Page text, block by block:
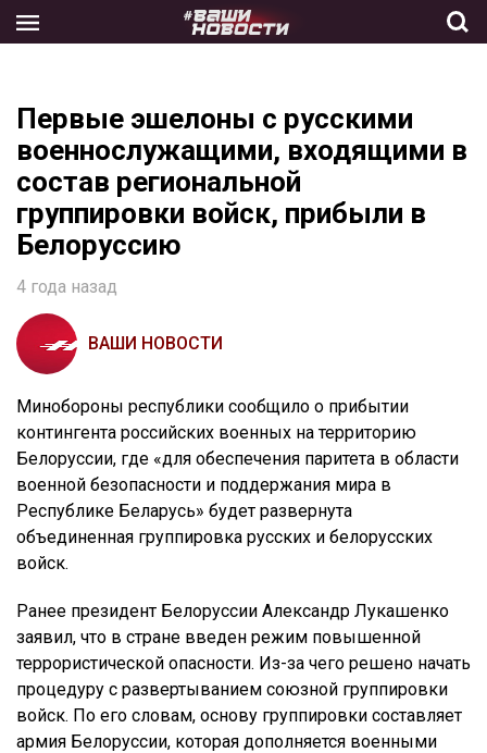
the
Первые эшелоны с русскими
военнослужащими, входящими в
состав региональной
группировки войск, прибыли в
Белоруссию
4 года назад
ВАШИ НОВОСТИ
Минобороны республики сообщило о прибытии
контингента российских военных на территорию
Белоруссии, где «для обеспечения паритета в области
военной безопасности и поддержания мира в
Республике Беларусь» будет развернута
объединенная группировка русских и белорусских
войск.
Ранее президент Белоруссии Александр Лукашенко
заявил, что в стране введен режим повышенной
террористической опасности. Из-за чего решено начать
процедуру с развертыванием союзной группировки
войск. По его словам, основу группировки составляет
армия Белоруссии, которая дополняется военными